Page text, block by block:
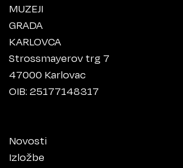
MUZEJI
GRADA
KARLOVCA
Strossmayerov trg 7
47000 Karlovac
OIB: 25177148317
Novosti
Izložbe